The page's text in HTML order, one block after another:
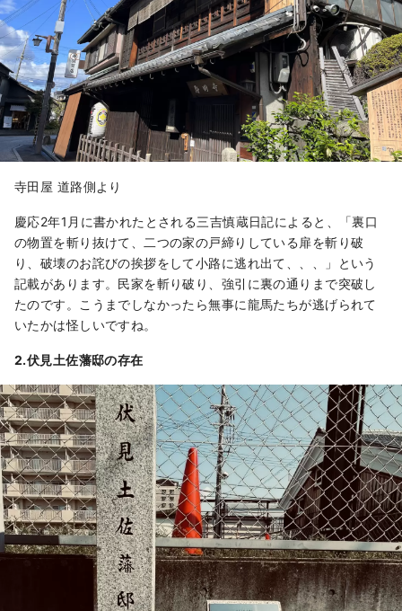
寺田屋 道路側より
慶応2年1月に書かれたとされる三吉慎蔵日記によると、「裏口
の物置を斬り抜けて、二つの家の戸締りしている扉を斬り破
り、破壊のお詫びの挨拶をして小路に逃れ出て、、、」という
記載があります。民家を斬り破り、強引に裏の通りまで突破し
たのです。こうまでしなかったら無事に龍馬たちが逃げられて
いたかは怪しいですね。
2.伏見土佐藩邸の存在